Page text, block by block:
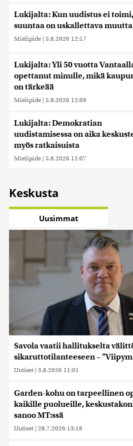
Lukijalta: Kun uudistus ei toimi,
suuntaa on uskallettava
Mielipide | 5.8.2026 12:17
Lukijalta: Yli 50 vuotta
opettanut minulle, mikä
on tärkeää
Mielipide | 5.8.2026 12:09
Lukijalta: Demokratian
uudistamisessa on aika
myös ratkaisuista
Mielipide | 5.8.2026 11:07
Keskusta
Uusimmat
Savola vaatii hallitukselta
sikaruttotilanteeseen –
Uutiset | 3.8.2026 11:01
Garden-kohu on tarpeellinen
kaikille puolueille,
sanoo MT:ssä
Uutiset | 28.7.2026 13:18